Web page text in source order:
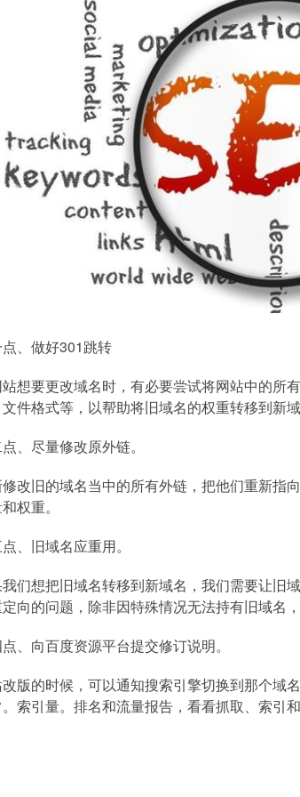
、做好301跳转
想要更改域名时，有必要尝试将网站中的所
件格式等，以帮助将旧域名的权重转移到新域
、尽量修改原外链。
改旧的域名当中的所有外链，把他们重新指
权重。
、旧域名应重用。
们想把旧域名转移到新域名，我们需要让旧
向的问题，除非因特殊情况无法持有旧域名
、向百度资源平台提交修订说明。
版的时候，可以通知搜索引擎切换到那个域
索引量。排名和流量报告，看看抓取、索引